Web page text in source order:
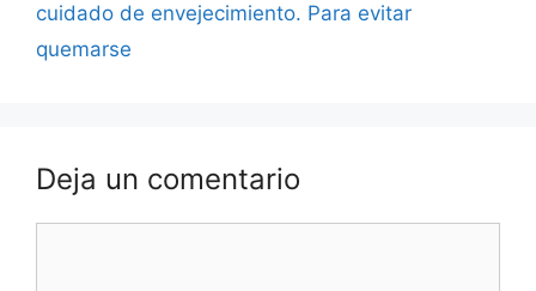
cuidado de envejecimiento. Para evitar
quemarse
Deja un comentario